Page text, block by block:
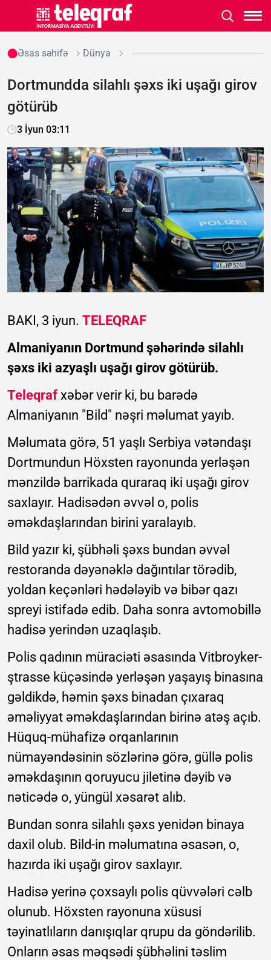
Əsas səhifə Dünya
Dortmundda silahlı şəxs iki uşağı girov
götürüb
3 İyun 03:11
BAKI, 3 iyun. TELEQRAF
Almaniyanın Dortmund şəhərində silahlı
şəxs iki azyaşlı uşağı girov götürüb.
Teleqraf xəbər verir ki, bu barədə
Almaniyanın "Bild" nəşri məlumat yayıb.
Məlumata görə, 51 yaşlı Serbiya vətəndaşı
Dortmundun Höxsten rayonunda yerləşən
mənzildə barrikada quraraq iki uşağı girov
saxlayır. Hadisədən əvvəl o, polis
əməkdaşlarından birini yaralayıb.
Bild yazır ki, şübhəli şəxs bundan əvvəl
restoranda dəyənəklə dağıntılar törədib,
yoldan keçənləri hədələyib və bibər qazı
spreyi istifadə edib. Daha sonra avtomobillə
hadisə yerindən uzaqlaşıb.
Polis qadının müraciəti əsasında Vitbroyker-
ştrasse küçəsində yerləşən yaşayış binasına
gəldikdə, həmin şəxs binadan çıxaraq
əməliyyat əməkdaşlarından birinə atəş açıb.
Hüquq-mühafizə orqanlarının
nümayəndəsinin sözlərinə görə, güllə polis
əməkdaşının qoruyucu jiletinə dəyib və
nəticədə o, yüngül xəsarət alıb.
Bundan sonra silahlı şəxs yenidən binaya
daxil olub. Bild-in məlumatına əsasən, o,
hazırda iki uşağı girov saxlayır.
Hadisə yerinə çoxsaylı polis qüvvələri cəlb
olunub. Höxsten rayonuna xüsusi
təyinatlıların danışıqlar qrupu da göndərilib.
Onların əsas məqsədi şübhəlini təslim